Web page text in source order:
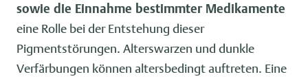
sowie die Einnahme bestimmter Medikamente
eine Rolle bei der Entstehung dieser
Pigmentstörungen. Alterswarzen und dunkle
Verfärbungen können altersbedingt auftreten. Eine